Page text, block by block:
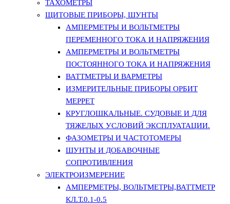
ТАХОМЕТРЫ
ЩИТОВЫЕ ПРИБОРЫ, ШУНТЫ
АМПЕРМЕТРЫ И ВОЛЬТМЕТРЫ
ПЕРЕМЕННОГО ТОКА И НАПРЯЖЕНИЯ
АМПЕРМЕТРЫ И ВОЛЬТМЕТРЫ
ПОСТОЯННОГО ТОКА И НАПРЯЖЕНИЯ
ВАТТМЕТРЫ И ВАРМЕТРЫ
ИЗМЕРИТЕЛЬНЫЕ ПРИБОРЫ ОРБИТ
МЕРРЕТ
КРУГЛОШКАЛЬНЫЕ. СУДОВЫЕ И ДЛЯ
ТЯЖЕЛЫХ УСЛОВИЙ ЭКСПЛУАТАЦИИ.
ФАЗОМЕТРЫ И ЧАСТОТОМЕРЫ
ШУНТЫ И ДОБАВОЧНЫЕ
СОПРОТИВЛЕНИЯ
ЭЛЕКТРОИЗМЕРЕНИЕ
АМПЕРМЕТРЫ, ВОЛЬТМЕТРЫ,ВАТТМЕТР
КЛ.Т.0.1-0.5